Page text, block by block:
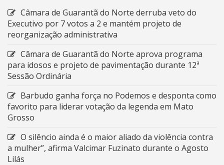
Câmara de Guarantã do Norte derruba veto do
Executivo por 7 votos a 2 e mantém projeto de
reorganização administrativa
Câmara de Guarantã do Norte aprova programa
para idosos e projeto de pavimentação durante 12ª
Sessão Ordinária
Barbudo ganha força no Podemos e desponta como
favorito para liderar votação da legenda em Mato
Grosso
O silêncio ainda é o maior aliado da violência contra
a mulher”, afirma Valcimar Fuzinato durante o Agosto
Lilás